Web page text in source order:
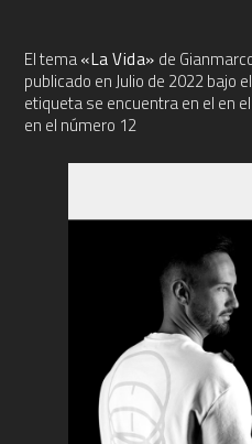
El tema«La Vida» de
publicado en Julio de 2022 bajo
etiqueta se encuentra en el en
en el número 12